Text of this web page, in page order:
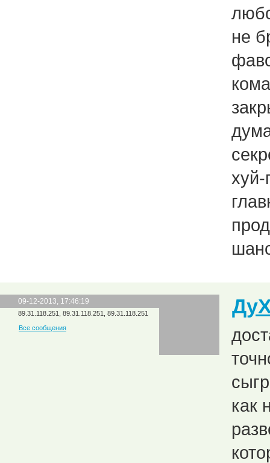
не
09-12-2013, 17:46:19
89.31.118.251, 89.31.118.251, 89.31.118.251
Все сообщения
как